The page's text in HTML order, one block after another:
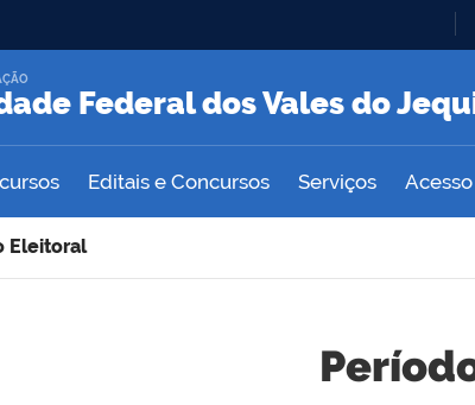
Federal dos Vales do
Editais e Concursos Serviços
Eleitoral